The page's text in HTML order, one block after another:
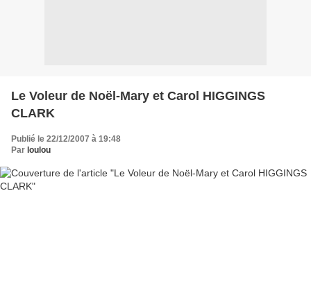
Le Voleur de Noël-Mary et Carol HIGGINGS
CLARK
Publié le 22/12/2007 à 19:48
Par loulou